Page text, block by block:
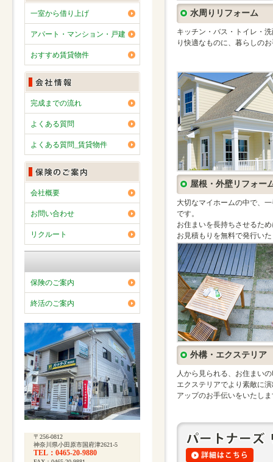
一室から借り上げ
アパート・マンション・戸建
おすすめ賃貸物件
完成までの流れ
よくある質問
よくある質問_賃貸物件
会社概要
お問い合わせ
リクルート
保険のご案内
終活のご案内
〒256-0812
神奈川県小田原市国府津2621-5
TEL：0465-20-9880
水周りリフォーム
キッチン・バス・トイレ・
り快適なものに、暮らしの
屋根・外壁リフォー
大切なマイホームの中で、
です。
お住まいを長持ちさせるた
お見積もりを無料で発行い
外構・エクステリア
人から見られる、お住まい
エクステリアでより素敵に
アップのお手伝いをいたし